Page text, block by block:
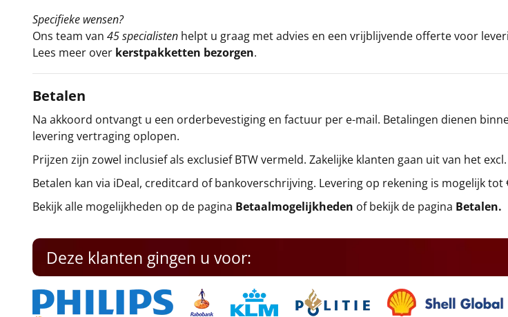
Specifieke wensen?
Ons team van 45 specialisten helpt u graag met advies en een vrijblijvende offerte voor
Lees meer over kerstpakketten bezorgen.
Betalen
Na akkoord ontvangt u een orderbevestiging en factuur per e-mail. Betalingen dienen
levering vertraging oplopen.
Prijzen zijn zowel inclusief als exclusief BTW vermeld. Zakelijke klanten gaan uit van het
Betalen kan via iDeal, creditcard of bankoverschrijving. Levering op rekening is mogelijk
Bekijk alle mogelijkheden op de pagina Betaalmogelijkheden of bekijk de pagina Betalen.
Deze klanten gingen u voor: